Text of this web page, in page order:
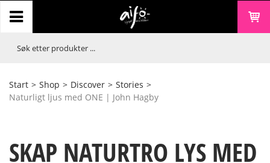
Start > Shop > Discover > Stories >
Naturligt ljus med ONE | John Hagby
SKAP NATURTRO LYS MED